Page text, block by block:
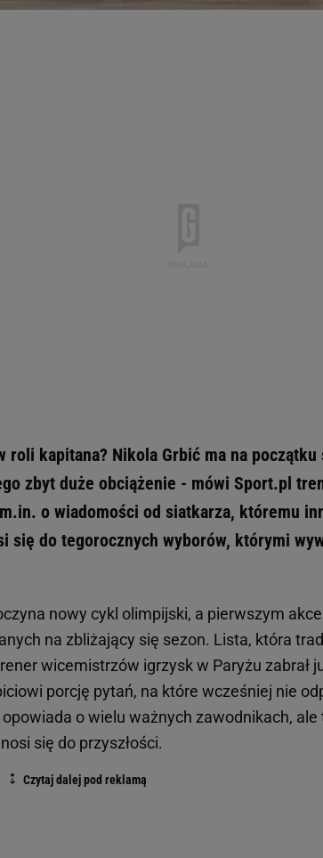
roli kapitana? Nikola Grbić ma na początku
zbyt duże obciążenie - mówi Sport.pl
o wiadomości od siatkarza, któremu
się do tegorocznych wyborów, którymi
nowy cykl olimpijski, a pierwszym
na zbliżający się sezon. Lista, która
wicemistrzów igrzysk w Paryżu zabrał
porcję pytań, na które wcześniej nie
o wielu ważnych zawodnikach,
się do przyszłości.